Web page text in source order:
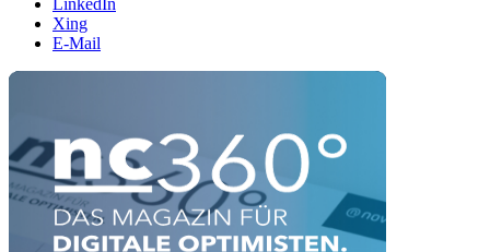
LinkedIn
Xing
E-Mail